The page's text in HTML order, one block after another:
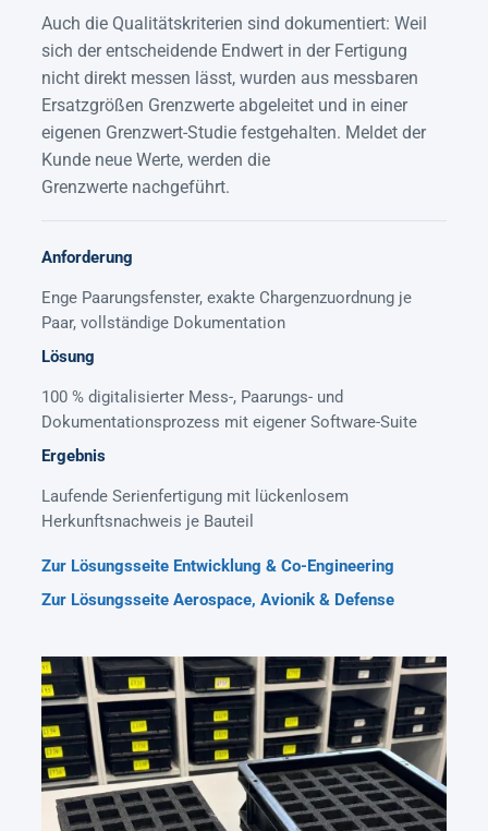
Auch die Qualitätskriterien sind dokumentiert: Weil
sich der entscheidende Endwert in der Fertigung
nicht direkt messen lässt, wurden aus messbaren
Ersatzgrößen Grenzwerte abgeleitet und in einer
eigenen Grenzwert-Studie festgehalten. Meldet der
Kunde neue Werte, werden die
Grenzwerte nachgeführt.
Anforderung
Enge Paarungsfenster, exakte Chargenzuordnung je
Paar, vollständige Dokumentation
Lösung
100 % digitalisierter Mess-, Paarungs- und
Dokumentationsprozess mit eigener Software-Suite
Ergebnis
Laufende Serienfertigung mit lückenlosem
Herkunftsnachweis je Bauteil
Zur Lösungsseite Entwicklung & Co-Engineering
Zur Lösungsseite Aerospace, Avionik & Defense